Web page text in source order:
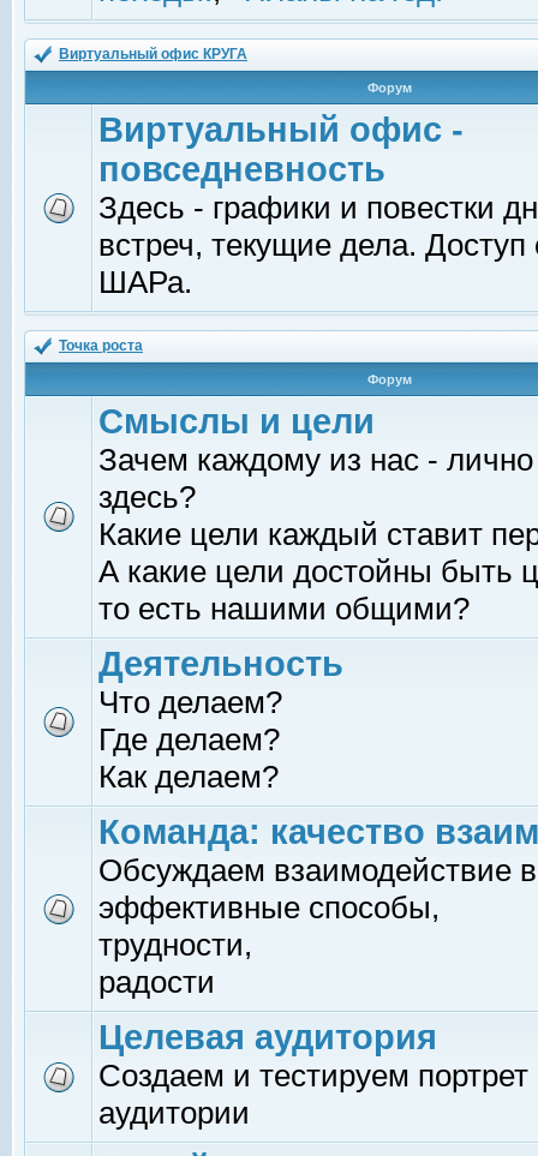
Виртуальный офис КРУГА
Форум
Виртуальный офис -
повседневность
Здесь - графики и повестки
встреч, текущие дела.
ШАРа.
Точка роста
Форум
Смыслы и цели
Зачем каждому из нас -
здесь?
Какие цели каждый ставит
А какие цели достойны быть
то есть нашими общими?
Деятельность
Что делаем?
Где делаем?
Как делаем?
Команда: качество
Обсуждаем взаимодействие
эффективные способы,
трудности,
радости
Целевая аудитория
Создаем и тестируем
аудитории